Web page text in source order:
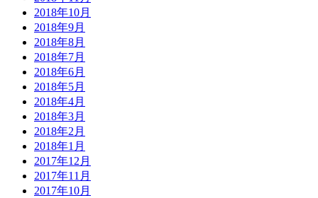
2018年10月
2018年9月
2018年8月
2018年7月
2018年6月
2018年5月
2018年4月
2018年3月
2018年2月
2018年1月
2017年12月
2017年11月
2017年10月